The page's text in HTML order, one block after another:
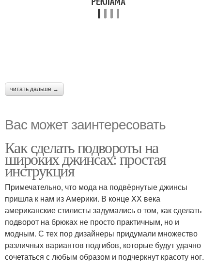
читать дальше →
Вас может заинтересовать
Как сделать подвороты на
широких джинсах: простая
инструкция
Примечательно, что мода на подвёрнутые джинсы
пришла к нам из Америки. В конце XX века
американские стилисты задумались о том, как сделать
подворот на брюках не просто практичным, но и
модным. С тех пор дизайнеры придумали множество
различных вариантов подгибов, которые будут удачно
сочетаться с любым образом и подчеркнут красоту ног.